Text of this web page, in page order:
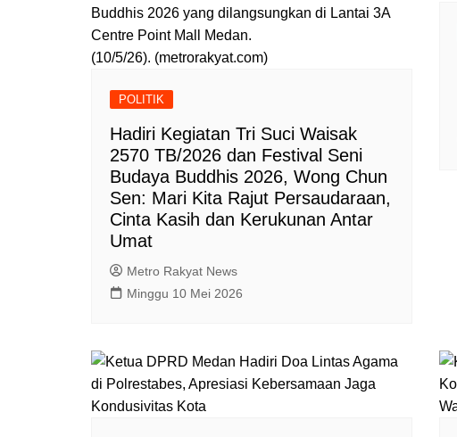
Buddhis 2026 yang dilangsungkan di Lantai 3A
Centre Point Mall Medan.
(10/5/26). (metrorakyat.com)
POLITIK
Hadiri Kegiatan Tri Suci Waisak
2570 TB/2026 dan Festival Seni
Budaya Buddhis 2026, Wong Chun
Sen: Mari Kita Rajut Persaudaraan,
Cinta Kasih dan Kerukunan Antar
Umat
Metro Rakyat News
Minggu 10 Mei 2026